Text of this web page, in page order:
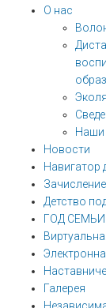
О нас
Наши
Новости
Навигатор
Детство
ГОД СЕМЬИ
Галерея